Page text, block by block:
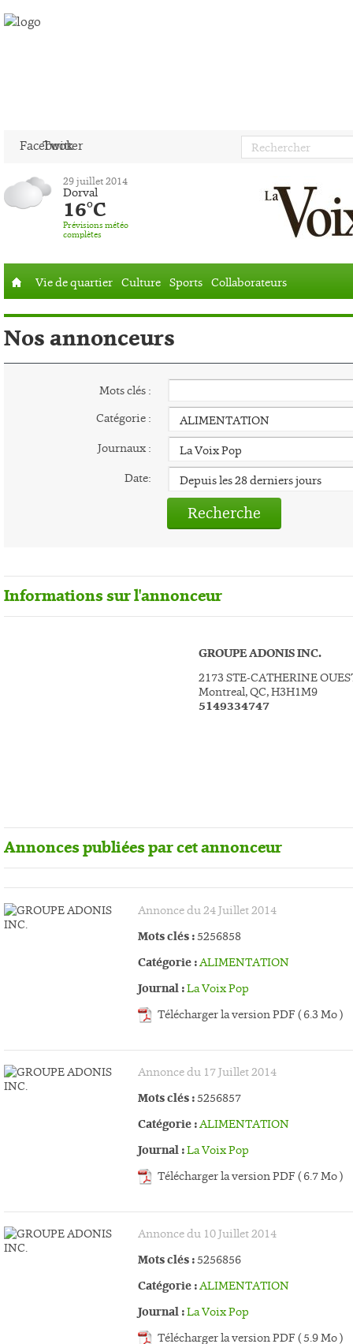
Facebook
Twitter
29 juillet 2014
Dorval
16°C
Prévisions météo
complètes
Vie de quartier Culture Sports Collaborateurs
Nos annonceurs
Mots clés :
Catégorie :
Journaux :
Date:
Recherche
Informations sur l'annonceur
GROUPE ADONIS INC.
2173 STE-CATHERINE
Montreal, QC, H3H1M9
5149334747
Annonces publiées par cet annonceur
Annonce du 24 Juillet 2014
Mots clés :5256858
Catégorie :ALIMENTATION
Journal :La Voix Pop
Télécharger la version PDF ( 6.3 Mo )
Annonce du 17 Juillet 2014
Mots clés :5256857
Catégorie :ALIMENTATION
Journal :La Voix Pop
Télécharger la version PDF ( 6.7 Mo )
Annonce du 10 Juillet 2014
Mots clés :5256856
Catégorie :ALIMENTATION
Journal :La Voix Pop
Télécharger la version PDF ( 5.9 Mo )